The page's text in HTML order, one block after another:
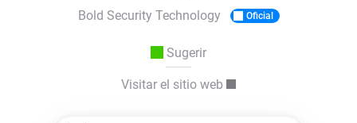
Bold Security Technology Oficial
Sugerir
Visitar el sitio web